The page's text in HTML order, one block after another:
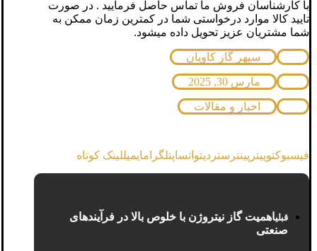
با کارشناسان فروش ما تماس حاصل فرمایید . در صورت
تایید کالا موارد درخواستی شما در کمترین زمان ممکن به
شما مشتریان عزیز تحویل داده میشود.
سپهر گاز کاویان
مارس 30, 2025
اخبار و مقالات
فیسبوکتوییتر پینترستردیتواتساپتلگرامایمیللینک کوتاه
قبلیاهمیت گاز نیتروژن با خلوص بالا در فرآیندهای
صنعتی